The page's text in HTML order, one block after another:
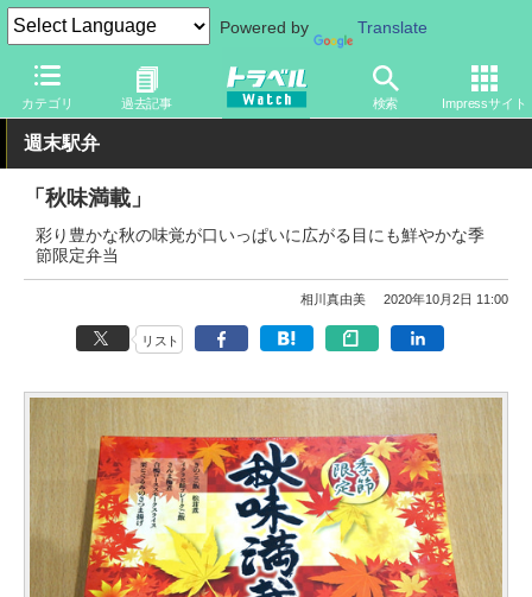
Powered by Translate
カテゴリ 過去記事 検索 Impressサイト
トラベル Watch 企業・政府・官庁 鉄道 JR
週末駅弁
「秋味満載」
彩り豊かな秋の味覚が口いっぱいに広がる目にも鮮やかな季
節限定弁当
相川真由美 2020年10月2日 11:00
リスト